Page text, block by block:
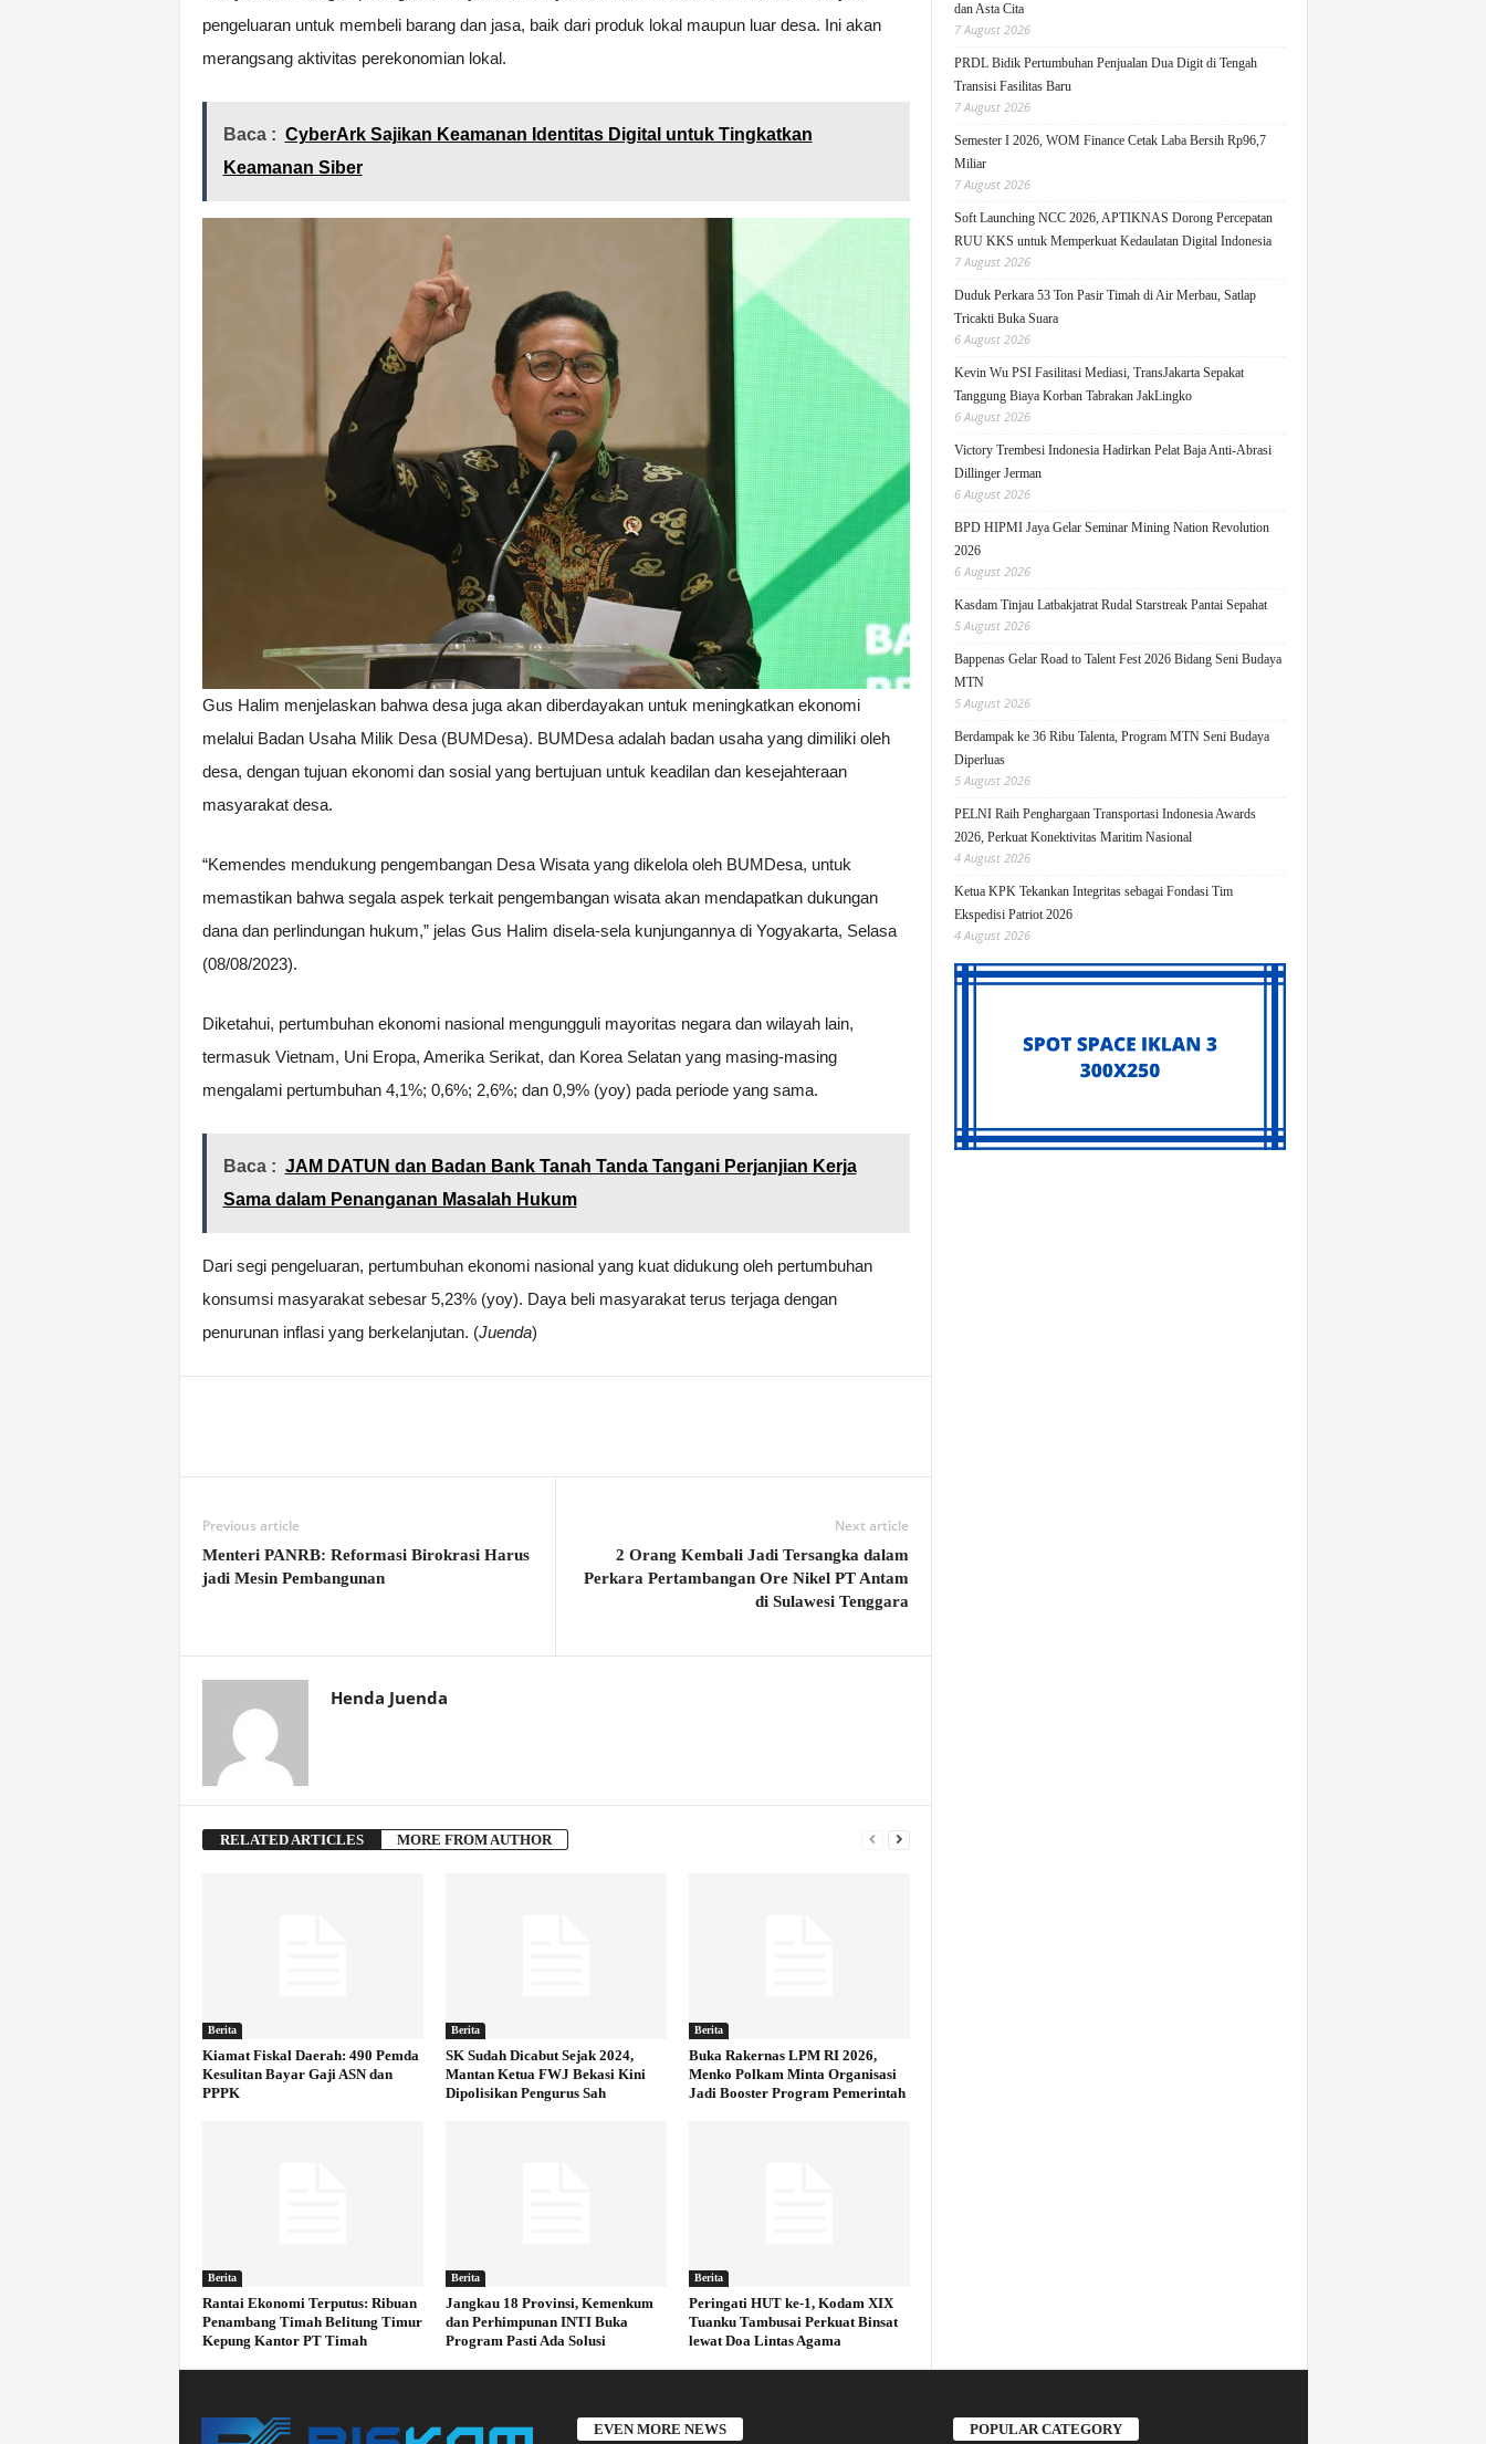
pengeluaran untuk membeli barang dan jasa, baik dari produk lokal maupun luar desa. Ini akan
merangsang aktivitas perekonomian lokal.
Baca : CyberArk Sajikan Keamanan Identitas Digital untuk Tingkatkan
Keamanan Siber
Gus Halim menjelaskan bahwa desa juga akan diberdayakan untuk meningkatkan ekonomi
melalui Badan Usaha Milik Desa (BUMDesa). BUMDesa adalah badan usaha yang dimiliki oleh
desa, dengan tujuan ekonomi dan sosial yang bertujuan untuk keadilan dan kesejahteraan
masyarakat desa.
“Kemendes mendukung pengembangan Desa Wisata yang dikelola oleh BUMDesa, untuk
memastikan bahwa segala aspek terkait pengembangan wisata akan mendapatkan dukungan
dana dan perlindungan hukum,” jelas Gus Halim disela-sela kunjungannya di Yogyakarta, Selasa
(08/08/2023).
Diketahui, pertumbuhan ekonomi nasional mengungguli mayoritas negara dan wilayah lain,
termasuk Vietnam, Uni Eropa, Amerika Serikat, dan Korea Selatan yang masing-masing
mengalami pertumbuhan 4,1%; 0,6%; 2,6%; dan 0,9% (yoy) pada periode yang sama.
Baca : JAM DATUN dan Badan Bank Tanah Tanda Tangani Perjanjian Kerja
Sama dalam Penanganan Masalah Hukum
Dari segi pengeluaran, pertumbuhan ekonomi nasional yang kuat didukung oleh pertumbuhan
konsumsi masyarakat sebesar 5,23% (yoy). Daya beli masyarakat terus terjaga dengan
penurunan inflasi yang berkelanjutan. (Juenda)
Previous article
Menteri PANRB: Reformasi Birokrasi Harus
jadi Mesin Pembangunan
Next article
2 Orang Kembali Jadi Tersangka dalam
Perkara Pertambangan Ore Nikel PT Antam
di Sulawesi Tenggara
Henda Juenda
RELATED ARTICLES MORE FROM AUTHOR
Berita
Kiamat Fiskal Daerah: 490 Pemda
Kesulitan Bayar Gaji ASN dan
PPPK
Berita
SK Sudah Dicabut Sejak 2024,
Mantan Ketua FWJ Bekasi Kini
Dipolisikan Pengurus Sah
Berita
Buka Rakernas LPM RI 2026,
Menko Polkam Minta Organisasi
Jadi Booster Program Pemerintah
Berita
Rantai Ekonomi Terputus: Ribuan
Penambang Timah Belitung Timur
Kepung Kantor PT Timah
Berita
Jangkau 18 Provinsi, Kemenkum
dan Perhimpunan INTI Buka
Program Pasti Ada Solusi
Berita
Peringati HUT ke-1, Kodam XIX
Tuanku Tambusai Perkuat Binsat
lewat Doa Lintas Agama
dan Asta Cita
7 August 2026
PRDL Bidik Pertumbuhan Penjualan Dua Digit di Tengah
Transisi Fasilitas Baru
7 August 2026
Semester I 2026, WOM Finance Cetak Laba Bersih Rp96,7
Miliar
7 August 2026
Soft Launching NCC 2026, APTIKNAS Dorong Percepatan
RUU KKS untuk Memperkuat Kedaulatan Digital Indonesia
7 August 2026
Duduk Perkara 53 Ton Pasir Timah di Air Merbau, Satlap
Tricakti Buka Suara
6 August 2026
Kevin Wu PSI Fasilitasi Mediasi, TransJakarta Sepakat
Tanggung Biaya Korban Tabrakan JakLingko
6 August 2026
Victory Trembesi Indonesia Hadirkan Pelat Baja Anti-Abrasi
Dillinger Jerman
6 August 2026
BPD HIPMI Jaya Gelar Seminar Mining Nation Revolution
2026
6 August 2026
Kasdam Tinjau Latbakjatrat Rudal Starstreak Pantai Sepahat
5 August 2026
Bappenas Gelar Road to Talent Fest 2026 Bidang Seni Budaya
MTN
5 August 2026
Berdampak ke 36 Ribu Talenta, Program MTN Seni Budaya
Diperluas
5 August 2026
PELNI Raih Penghargaan Transportasi Indonesia Awards
2026, Perkuat Konektivitas Maritim Nasional
4 August 2026
Ketua KPK Tekankan Integritas sebagai Fondasi Tim
Ekspedisi Patriot 2026
4 August 2026
EVEN MORE NEWS POPULAR CATEGORY